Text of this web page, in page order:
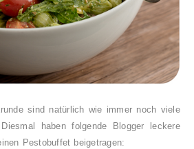
sind natürlich wie immer noch viele
haben folgende Blogger leckere
Pestobuffet beigetragen: